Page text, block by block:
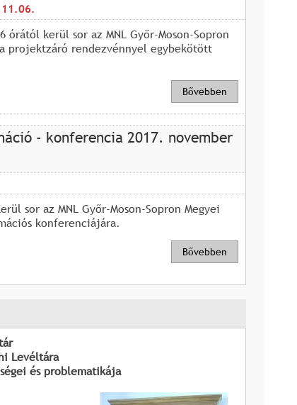
órától kerül sor az MNL Győr-Moson-Sopron
projektzáró rendezvénnyel egybekötött
Bővebben
- konferencia 2017. november
sor az MNL Győr-Moson-Sopron Megyei
konferenciájára.
Bővebben
Levéltára
és problematikája